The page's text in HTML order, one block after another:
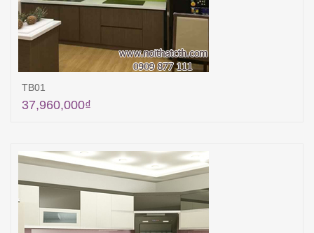
TB01
37,960,000₫